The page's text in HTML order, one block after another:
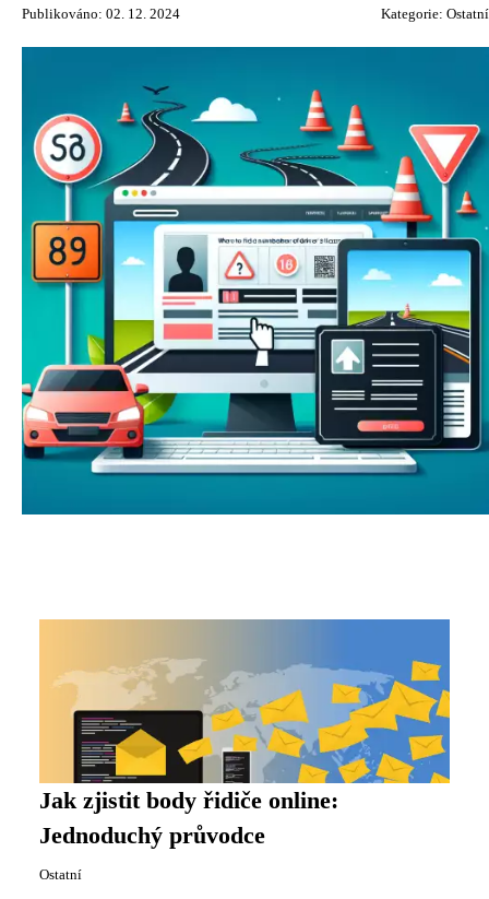
Publikováno: 02. 12. 2024 Kategorie: Ostatní
Jak zjistit body řidiče online:
Jednoduchý průvodce
Ostatní